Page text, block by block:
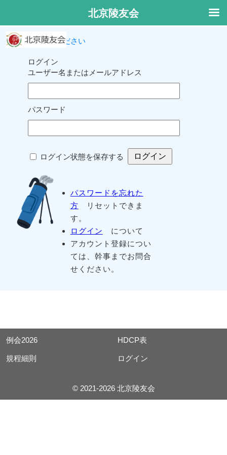
ログインしてください
ログイン
ユーザー名またはメールアドレス
パスワード
ログイン状態を保存する
パスワードを忘れた
方 リセットできま
す。
ログイン
について
アカウント登録につい
ては、幹事までお問合
せください。
例会2026 HDCP表
規程細則 ログイン
© 2021-2026 北京陵友会
北京陵友会